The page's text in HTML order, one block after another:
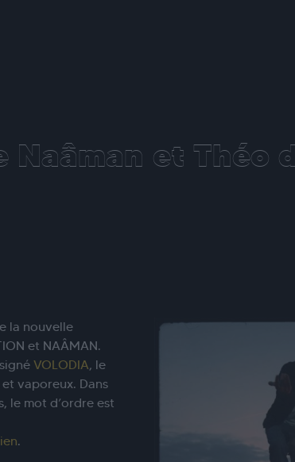
Naâman et Théo
la nouvelle
et NAÂMAN.
VOLODIA, le
vaporeux. Dans
le mot d’ordre est
.